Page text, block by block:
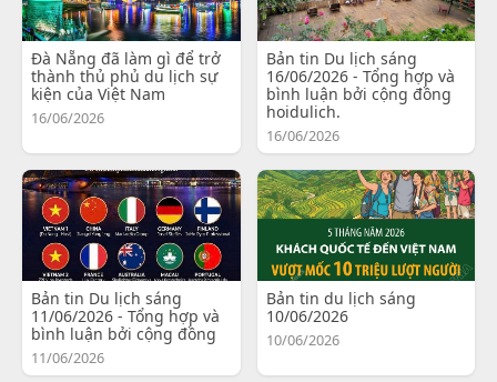
Đà Nẵng đã làm gì để trở
thành thủ phủ du lịch sự
kiện của Việt Nam
16/06/2026
Bản tin Du lịch sáng
16/06/2026 - Tổng hợp và
bình luận bởi cộng đồng
hoidulich.
16/06/2026
Bản tin Du lịch sáng
11/06/2026 - Tổng hợp và
bình luận bởi cộng đồng
11/06/2026
Bản tin du lịch sáng
10/06/2026
10/06/2026